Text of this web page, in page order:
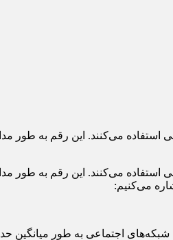
جهان، یعنی حدود ۴٫۸ میلیارد نفر، از شبکه‌های
جهان، یعنی حدود ۴٫۸ میلیارد نفر، از شبکه‌های